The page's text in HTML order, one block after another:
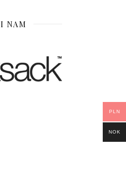
NAM
PLN
NOK